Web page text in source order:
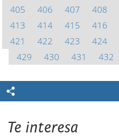
405
406 407 408
413
414 415 416
421
422 423 424
429
430 431 432
Te interesa